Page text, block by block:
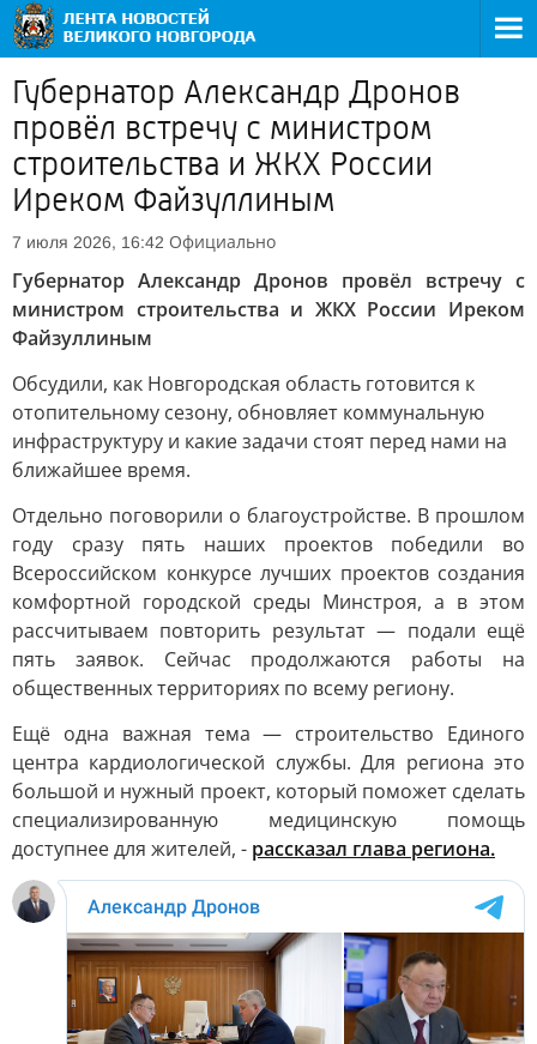
Губернатор Александр Дронов
провёл встречу с министром
строительства и ЖКХ России
Иреком Файзуллиным
7 июля 2026, 16:42 Официально
Губернатор Александр Дронов провёл встречу с
министром строительства и ЖКХ России Иреком
Файзуллиным
Обсудили, как Новгородская область готовится к
отопительному сезону, обновляет коммунальную
инфраструктуру и какие задачи стоят перед нами на
ближайшее время.
Отдельно поговорили о благоустройстве. В прошлом
году сразу пять наших проектов победили во
Всероссийском конкурсе лучших проектов создания
комфортной городской среды Минстроя, а в этом
рассчитываем повторить результат — подали ещё
пять заявок. Сейчас продолжаются работы на
общественных территориях по всему региону.
Ещё одна важная тема — строительство Единого
центра кардиологической службы. Для региона это
большой и нужный проект, который поможет сделать
специализированную медицинскую помощь
доступнее для жителей, - рассказал глава региона.